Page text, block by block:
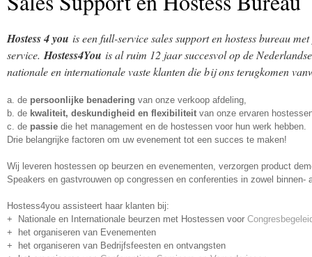
Hostess 4 you is een full-service sales support en hostess bureau
service. Hostess4You is al ruim 12 jaar succesvol op de
nationale en internationale vaste klanten die bij ons terugkomen
a. de persoonlijke benadering van onze verkoop afdeling,
b. de kwaliteit, deskundigheid en flexibiliteit van onze ervaren
c. de passie die het management en de hostessen voor hun werk hebben.
Drie belangrijke factoren om uw evenement tot een succes te maken!
Wij leveren hostessen op beurzen en evenementen, verzorgen product
Speakers en gastvrouwen op congressen en conferenties in zowel binnen-
Hostess4you assisteert haar klanten bij:
+ Nationale en Internationale beurzen met Hostessen voor
+ het organiseren van Evenementen
+ het organiseren van Bedrijfsfeesten en ontvangsten